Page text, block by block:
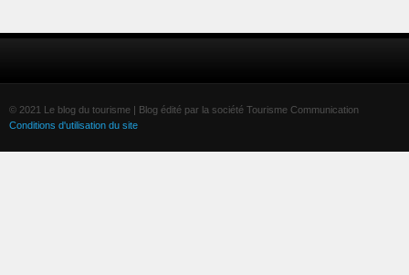
© 2021 Le blog du tourisme | Blog édité par la société Tourisme Communication
Conditions d'utilisation du site